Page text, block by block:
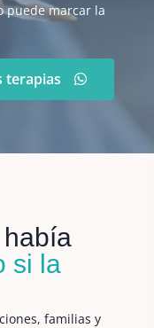
puede marcar la
terapias
si la
familias y